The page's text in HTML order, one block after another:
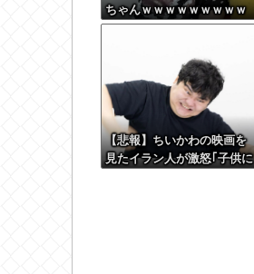
ちゃんｗｗｗｗｗｗｗｗｗ
ｗｗｗｗｗ
【悲報】ちいかわの映画を
見たイラン人が激怒｢子供に